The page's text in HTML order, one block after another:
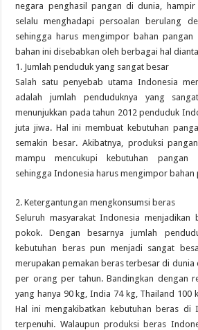
negara penghasil pangan di dunia,
selalu menghadapi persoalan berulang
sehingga harus mengimpor bahan
bahan ini disebabkan oleh berbagai hal
1. Jumlah penduduk yang sangat besar
Salah satu penyebab utama Indonesia
adalah jumlah penduduknya yang
menunjukkan pada tahun 2012 penduduk
juta jiwa. Hal ini membuat kebutuhan
semakin besar. Akibatnya, produksi
mampu mencukupi kebutuhan pangan
sehingga Indonesia harus mengimpor
2. Ketergantungan mengkonsumsi beras
Seluruh masyarakat Indonesia menjadikan
pokok. Dengan besarnya jumlah
kebutuhan beras pun menjadi sangat
merupakan pemakan beras terbesar di dunia
per orang per tahun. Bandingkan dengan
yang hanya 90 kg, India 74 kg, Thailand 100
Hal ini mengakibatkan kebutuhan beras di
terpenuhi. Walaupun produksi beras